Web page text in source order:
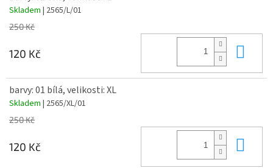
Skladem | 2565/L/01
250 Kč
120 Kč
barvy: 01 bílá, velikosti: XL
Skladem | 2565/XL/01
250 Kč
120 Kč